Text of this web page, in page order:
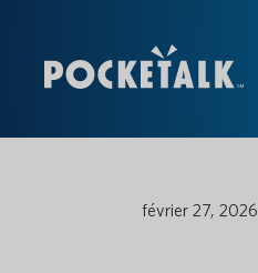
février 27, 2026